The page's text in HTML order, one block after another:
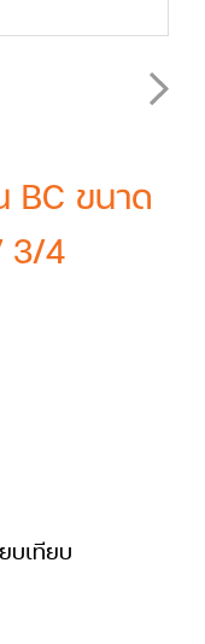
ขนาด
3/4
บเทียบ